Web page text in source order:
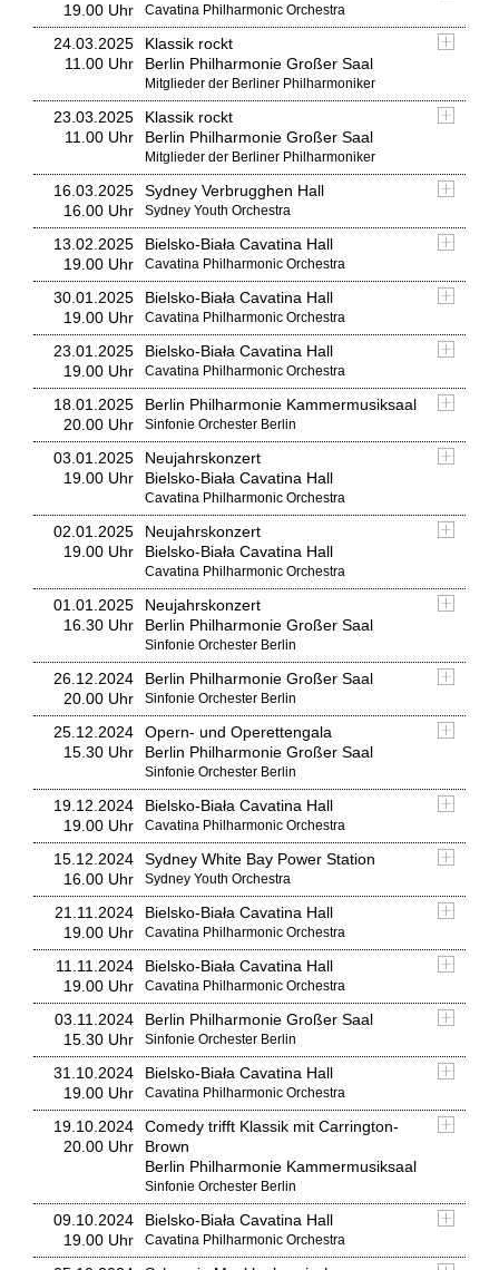
19.00 Uhr
Cavatina Philharmonic Orchestra
24.03.2025
11.00 Uhr
Klassik rockt
Berlin Philharmonie Großer Saal
Mitglieder der Berliner Philharmoniker
23.03.2025
11.00 Uhr
Klassik rockt
Berlin Philharmonie Großer Saal
Mitglieder der Berliner Philharmoniker
16.03.2025
16.00 Uhr
Sydney Verbrugghen Hall
Sydney Youth Orchestra
13.02.2025
19.00 Uhr
Bielsko-Biała Cavatina Hall
Cavatina Philharmonic Orchestra
30.01.2025
19.00 Uhr
Bielsko-Biała Cavatina Hall
Cavatina Philharmonic Orchestra
23.01.2025
19.00 Uhr
Bielsko-Biała Cavatina Hall
Cavatina Philharmonic Orchestra
18.01.2025
20.00 Uhr
Berlin Philharmonie Kammermusiksaal
Sinfonie Orchester Berlin
03.01.2025
19.00 Uhr
Neujahrskonzert
Bielsko-Biała Cavatina Hall
Cavatina Philharmonic Orchestra
02.01.2025
19.00 Uhr
Neujahrskonzert
Bielsko-Biała Cavatina Hall
Cavatina Philharmonic Orchestra
01.01.2025
16.30 Uhr
Neujahrskonzert
Berlin Philharmonie Großer Saal
Sinfonie Orchester Berlin
26.12.2024
20.00 Uhr
Berlin Philharmonie Großer Saal
Sinfonie Orchester Berlin
25.12.2024
15.30 Uhr
Opern- und Operettengala
Berlin Philharmonie Großer Saal
Sinfonie Orchester Berlin
19.12.2024
19.00 Uhr
Bielsko-Biała Cavatina Hall
Cavatina Philharmonic Orchestra
15.12.2024
16.00 Uhr
Sydney White Bay Power Station
Sydney Youth Orchestra
21.11.2024
19.00 Uhr
Bielsko-Biała Cavatina Hall
Cavatina Philharmonic Orchestra
11.11.2024
19.00 Uhr
Bielsko-Biała Cavatina Hall
Cavatina Philharmonic Orchestra
03.11.2024
15.30 Uhr
Berlin Philharmonie Großer Saal
Sinfonie Orchester Berlin
31.10.2024
19.00 Uhr
Bielsko-Biała Cavatina Hall
Cavatina Philharmonic Orchestra
19.10.2024
20.00 Uhr
Comedy trifft Klassik mit Carrington-
Brown
Berlin Philharmonie Kammermusiksaal
Sinfonie Orchester Berlin
09.10.2024
19.00 Uhr
Bielsko-Biała Cavatina Hall
Cavatina Philharmonic Orchestra